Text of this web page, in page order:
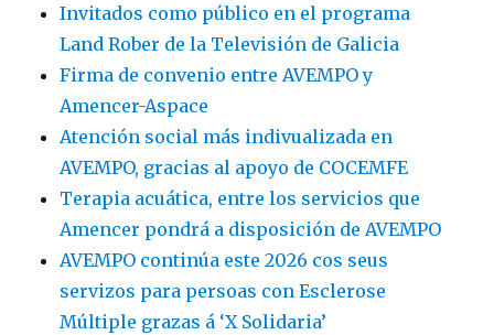
Invitados como público en el programa
Land Rober de la Televisión de Galicia
Firma de convenio entre AVEMPO y
Amencer-Aspace
Atención social más indivualizada en
AVEMPO, gracias al apoyo de COCEMFE
Terapia acuática, entre los servicios que
Amencer pondrá a disposición de AVEMPO
AVEMPO continúa este 2026 cos seus
servizos para persoas con Esclerose
Múltiple grazas á ‘X Solidaria’